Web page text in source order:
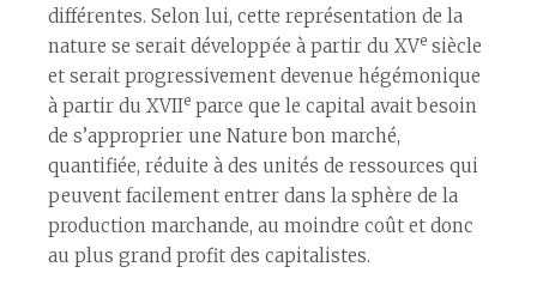
différentes. Selon lui, cette représentation de la
nature se serait développée à partir du XVe siècle
et serait progressivement devenue hégémonique
à partir du XVIIe parce que le capital avait besoin
de s’approprier une Nature bon marché,
quantifiée, réduite à des unités de ressources qui
peuvent facilement entrer dans la sphère de la
production marchande, au moindre coût et donc
au plus grand profit des capitalistes.